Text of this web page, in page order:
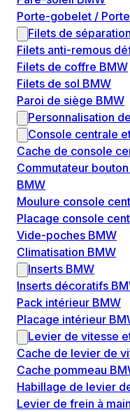
Porte-gobelet /
Filets de
Filets anti-remous
Filets de coffre BMW
Filets de sol BMW
Paroi de siège BMW
Personnalisation
Console centrale
Cache de console
Commutateur
BMW
Moulure console
Placage console
Vide-poches BMW
Climatisation BMW
Inserts BMW
Inserts décoratifs
Pack intérieur BMW
Placage intérieur
Levier de vitesse
Cache de levier de
Cache pommeau
Habillage de levier
Levier de frein à